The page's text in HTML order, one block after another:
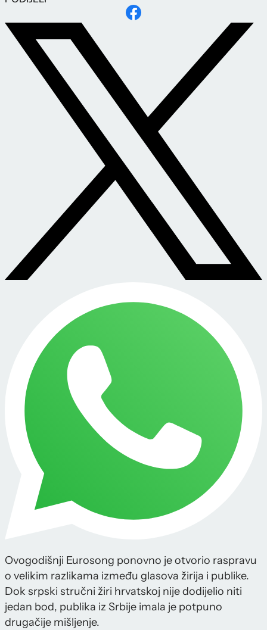
Ovogodišnji Eurosong ponovno je otvorio raspravu
o velikim razlikama između glasova žirija i publike.
Dok srpski stručni žiri hrvatskoj nije dodijelio niti
jedan bod, publika iz Srbije imala je potpuno
drugačije mišljenje.